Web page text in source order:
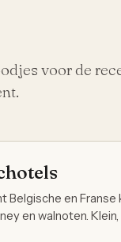
voor de
Belgische en Franse
en walnoten.